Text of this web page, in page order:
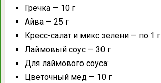
Гречка — 10 г
Айва — 25 г
Кресс-салат и микс зелени — по 1 г
Лаймовый соус — 30 г
Для лаймового соуса:
Цветочный мед — 10 г